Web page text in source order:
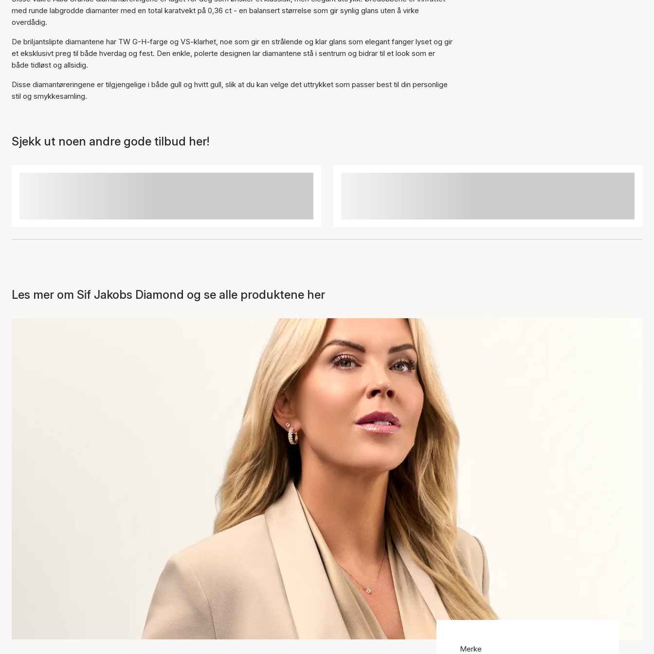
handlekurven
med runde labgrodde diamanter med en total karatvekt på 0,36 ct - en balansert størrelse som gir synlig glans uten å virke
overdådig.
De briljantslipte diamantene har TW G-H-farge og VS-klarhet, noe som gir en strålende og klar glans som elegant fanger lyset og gir
et eksklusivt preg til både hverdag og fest. Den enkle, polerte designen lar diamantene stå i sentrum og bidrar til et look som er
både tidløst og allsidig.
Disse diamantøreringene er tilgjengelige i både gull og hvitt gull, slik at du kan velge det uttrykket som passer best til din personlige
stil og smykkesamling.
Sjekk ut noen andre gode tilbud her!
Les mer om Sif Jakobs Diamond og se alle produktene her
Merke